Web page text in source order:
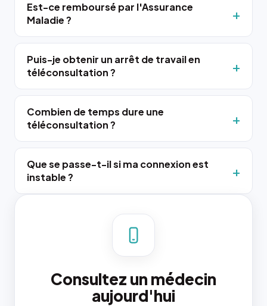
Est-ce remboursé par l'Assurance
Maladie ?
Puis-je obtenir un arrêt de travail en
téléconsultation ?
Combien de temps dure une
téléconsultation ?
Que se passe-t-il si ma connexion est
instable ?
Consultez un médecin
aujourd'hui